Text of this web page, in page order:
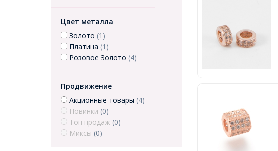
Цвет металла
Золото (1)
Платина (1)
Розовое Золото (4)
Продвижение
Акционные товары (4)
Новинки (0)
Топ продаж (0)
Миксы (0)